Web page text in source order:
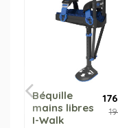
Béquille
mains libres
I-Walk